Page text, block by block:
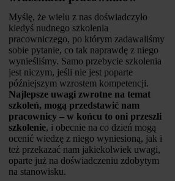
Myślę, że wielu z nas doświadczyło
kiedyś nudnego szkolenia
pracowniczego, po którym zadawaliśmy
sobie pytanie, co tak naprawdę z niego
wynieśliśmy. Samo przebycie szkolenia
jest niczym, jeśli nie jest poparte
późniejszym wzrostem kompetencji.
Najlepsze uwagi zwrotne na temat
szkoleń, mogą przedstawić nam
pracownicy – w końcu to oni przeszli
szkolenie, i obecnie na co dzień mogą
ocenić wiedzę z niego wyniesioną, jak i
też przekazać nam jakiekolwiek uwagi,
oparte już na doświadczeniu zdobytym
na stanowisku.